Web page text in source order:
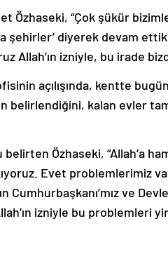
Özhaseki, “Çok şükür
şehirler’ diyerek devam
izniyle, bu irade
açılışında, kentte
belirlendiğini, kalan evler
Özhaseki, “Allah’a
Evet problemlerimiz
Cumhurbaşkanı’mız ve
izniyle bu problemleri